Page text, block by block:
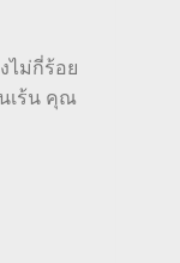
ไม่กี่ร้อย
เร้น คุณ